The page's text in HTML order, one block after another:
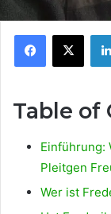
Facebook
X
Table of
Einführung:
Pleitgen
Wer ist